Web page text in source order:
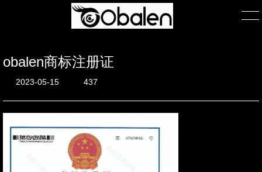
首页
obalen商标注册证
2023-05-15 437